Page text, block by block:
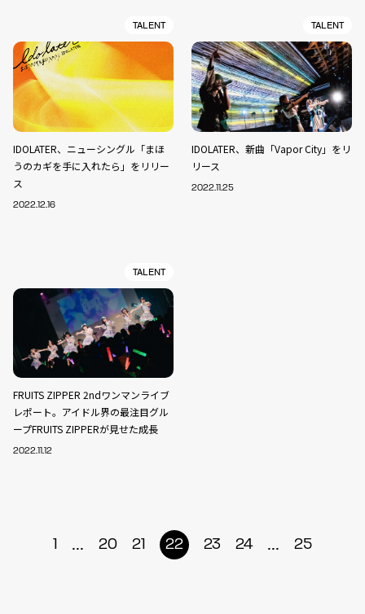
TALENT
IDOLATER、ニューシングル「まほ
うのカギを手に入れたら」をリリー
ス
2022.12.16
TALENT
IDOLATER、新曲「Vapor City」をリ
リース
2022.11.25
TALENT
FRUITS ZIPPER 2ndワンマンライブ
レポート。アイドル界の最注目グル
ープFRUITS ZIPPERが見せた成長
2022.11.12
1 ... 20 21 22 23 24 ... 25